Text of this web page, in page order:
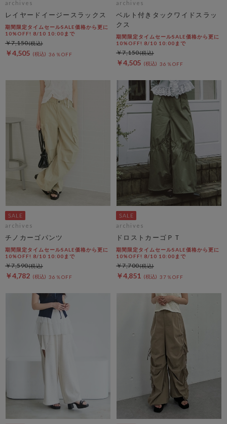
archives
レイヤードイージースラックス
期間限定タイムセールSALE価格から更に
10%OFF! 8/10 10:00まで
￥4,505 36％OFF
￥7,150
archives
ベルト付きタックワイドスラッ
クス
期間限定タイムセールSALE価格から更に
10%OFF! 8/10 10:00まで
￥4,505 36％OFF
￥7,150
archives
チノカーゴパンツ
期間限定タイムセールSALE価格から更に
10%OFF! 8/10 10:00まで
￥4,782 36％OFF
￥7,590
archives
ドロストカーゴＰＴ
期間限定タイムセールSALE価格から更に
10%OFF! 8/10 10:00まで
￥4,851 37％OFF
￥7,700